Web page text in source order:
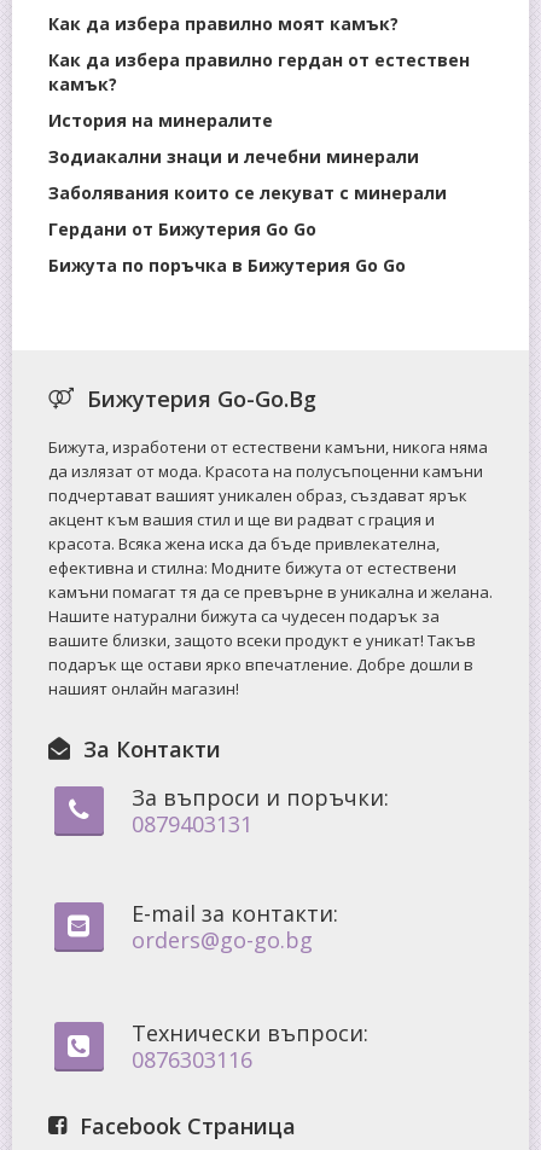
Как да избера правилно моят камък?
Как да избера правилно гердан от естествен
камък?
История на минералите
Зодиакални знаци и лечебни минерали
Заболявания които се лекуват с минерали
Гердани от Бижутерия Go Go
Бижута по поръчка в Бижутерия Go Go
Бижутерия Go-Go.Bg
Бижута, изработени от естествени камъни, никога няма
да излязат от мода. Красота на полусъпоценни камъни
подчертават вашият уникален образ, създават ярък
акцент към вашия стил и ще ви радват с грация и
красота. Всяка жена иска да бъде привлекателна,
ефективна и стилна: Mодните бижута от естествени
камъни помагат тя да се превърне в уникална и желана.
Нашите натурални бижута са чудесен подарък за
вашите близки, защото всеки продукт е уникат! Такъв
подарък ще остави ярко впечатление. Добре дошли в
нашият онлайн магазин!
За Контакти
За въпроси и поръчки:
0879403131
E-mail за контакти:
orders@go-go.bg
Технически въпроси:
0876303116
Facebook Страница